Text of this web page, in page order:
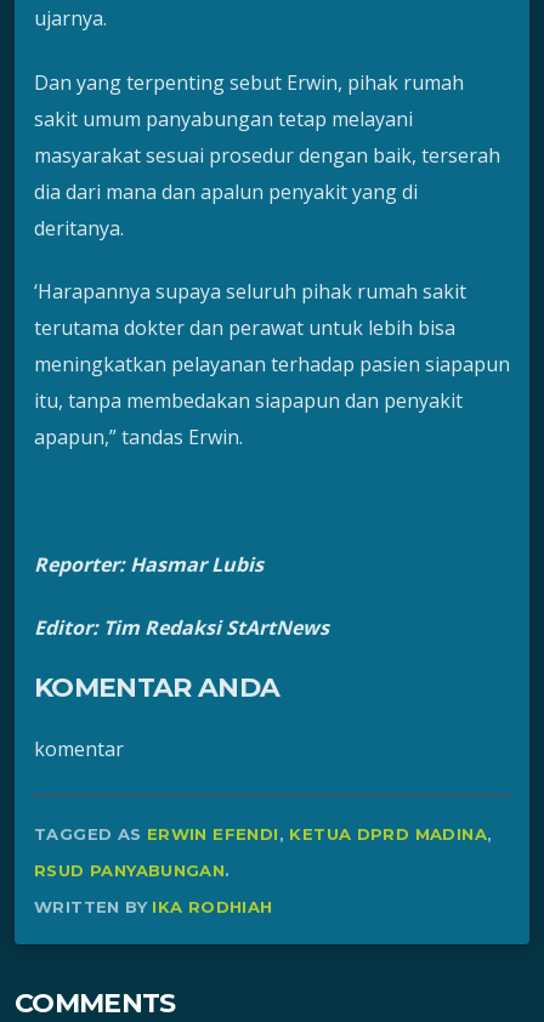
ujarnya.
Dan yang terpenting sebut Erwin, pihak rumah
sakit umum panyabungan tetap melayani
masyarakat sesuai prosedur dengan baik, terserah
dia dari mana dan apalun penyakit yang di
deritanya.
‘Harapannya supaya seluruh pihak rumah sakit
terutama dokter dan perawat untuk lebih bisa
meningkatkan pelayanan terhadap pasien siapapun
itu, tanpa membedakan siapapun dan penyakit
apapun,” tandas Erwin.
Reporter: Hasmar Lubis
Editor: Tim Redaksi StArtNews
KOMENTAR ANDA
komentar
TAGGED AS ERWIN EFENDI, KETUA DPRD MADINA,
RSUD PANYABUNGAN.
WRITTEN BY IKA RODHIAH
COMMENTS